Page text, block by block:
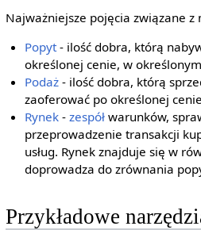
Najważniejsze pojęcia związane
Popyt- ilość dobra, którą
określonej cenie, w
Podaż - ilość dobra, którą
zaoferować po określonej
Rynek -zespół warunków,
przeprowadzenie transakcji
usług. Rynek znajduje się w
doprowadza do zrównania
Przykładowe